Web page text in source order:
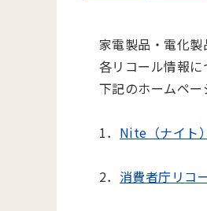
家電製品・電化製
各リコール情報
下記のホームペー
1． Nite（ナイト
2． 消費者庁リコ